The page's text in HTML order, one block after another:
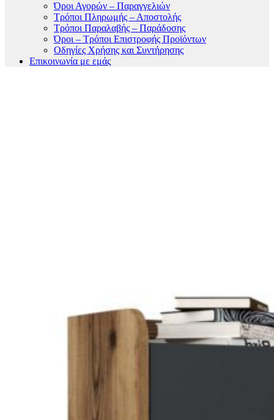
Όροι Αγορών – Παραγγελιών
Τρόποι Πληρωμής – Αποστολής
Τρόποι Παραλαβής – Παράδοσης
Όροι – Τρόποι Επιστροφής Προϊόντων
Οδηγίες Χρήσης και Συντήρησης
Επικοινωνία με εμάς